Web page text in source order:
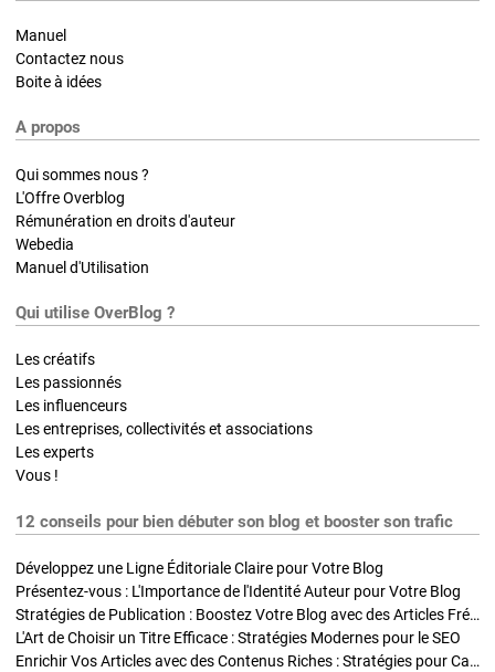
Manuel
Contactez nous
Boite à idées
A propos
Qui sommes nous ?
L'Offre Overblog
Rémunération en droits d'auteur
Webedia
Manuel d'Utilisation
Qui utilise OverBlog ?
Les créatifs
Les passionnés
Les influenceurs
Les entreprises, collectivités et associations
Les experts
Vous !
12 conseils pour bien débuter son blog et booster son trafic
Développez une Ligne Éditoriale Claire pour Votre Blog
Présentez-vous : L'Importance de l'Identité Auteur pour Votre Blog
Stratégies de Publication : Boostez Votre Blog avec des Articles Fréquents et Exclusifs
L'Art de Choisir un Titre Efficace : Stratégies Modernes pour le SEO
Enrichir Vos Articles avec des Contenus Riches : Stratégies pour Captiver et Optimiser